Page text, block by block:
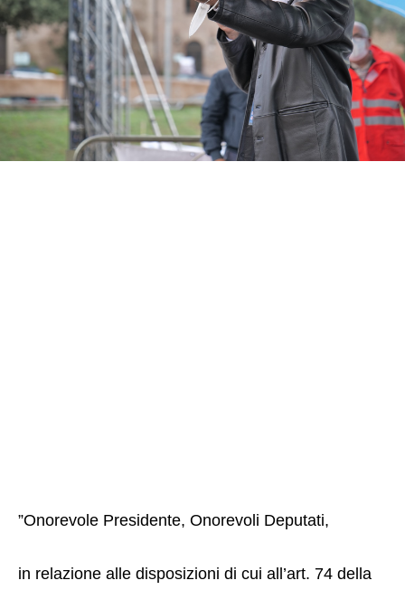
”Onorevole Presidente, Onorevoli Deputati,
in relazione alle disposizioni di cui all’art. 74 della